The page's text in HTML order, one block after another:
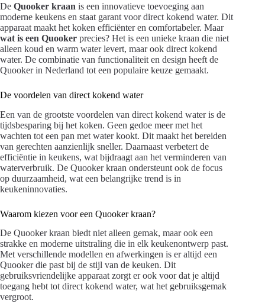
De Quooker kraan is een innovatieve toevoeging aan
moderne keukens en staat garant voor direct kokend water. Dit
apparaat maakt het koken efficiënter en comfortabeler. Maar
wat is een Quooker precies? Het is een unieke kraan die niet
alleen koud en warm water levert, maar ook direct kokend
water. De combinatie van functionaliteit en design heeft de
Quooker in Nederland tot een populaire keuze gemaakt.
De voordelen van direct kokend water
Een van de grootste voordelen van direct kokend water is de
tijdsbesparing bij het koken. Geen gedoe meer met het
wachten tot een pan met water kookt. Dit maakt het bereiden
van gerechten aanzienlijk sneller. Daarnaast verbetert de
efficiëntie in keukens, wat bijdraagt aan het verminderen van
waterverbruik. De Quooker kraan ondersteunt ook de focus
op duurzaamheid, wat een belangrijke trend is in
keukeninnovaties.
Waarom kiezen voor een Quooker kraan?
De Quooker kraan biedt niet alleen gemak, maar ook een
strakke en moderne uitstraling die in elk keukenontwerp past.
Met verschillende modellen en afwerkingen is er altijd een
Quooker die past bij de stijl van de keuken. Dit
gebruiksvriendelijke apparaat zorgt er ook voor dat je altijd
toegang hebt tot direct kokend water, wat het gebruiksgemak
vergroot.